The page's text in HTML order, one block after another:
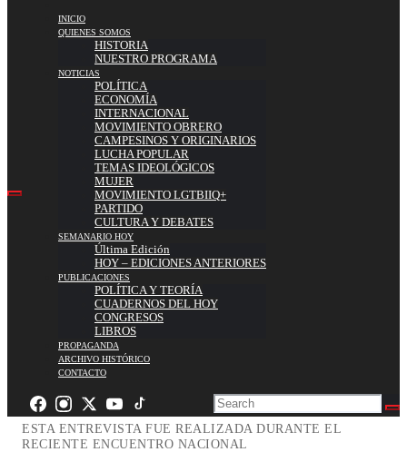
INICIO
QUIENES SOMOS
HISTORIA
NUESTRO PROGRAMA
NOTICIAS
POLÍTICA
ECONOMÍA
INTERNACIONAL
MOVIMIENTO OBRERO
CAMPESINOS Y ORIGINARIOS
LUCHA POPULAR
TEMAS IDEOLÓGICOS
MUJER
MOVIMIENTO LGTBIIQ+
PARTIDO
CULTURA Y DEBATES
SEMANARIO HOY
Última Edición
HOY – EDICIONES ANTERIORES
PUBLICACIONES
POLÍTICA Y TEORÍA
CUADERNOS DEL HOY
CONGRESOS
LIBROS
PROPAGANDA
ARCHIVO HISTÓRICO
CONTACTO
ESTA ENTREVISTA FUE REALIZADA DURANTE EL
RECIENTE ENCUENTRO NACIONAL